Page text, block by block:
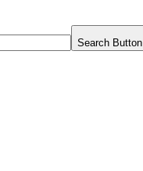
Search Button